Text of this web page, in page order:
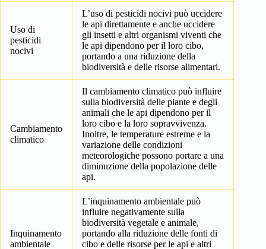
Uso di
pesticidi
nocivi
L’uso di pesticidi nocivi può uccidere
le api direttamente e anche uccidere
gli insetti e altri organismi viventi che
le api dipendono per il loro cibo,
portando a una riduzione della
biodiversità e delle risorse alimentari.
Cambiamento
climatico
Il cambiamento climatico può influire
sulla biodiversità delle piante e degli
animali che le api dipendono per il
loro cibo e la loro sopravvivenza.
Inoltre, le temperature estreme e la
variazione delle condizioni
meteorologiche possono portare a una
diminuzione della popolazione delle
api.
Inquinamento
ambientale
L’inquinamento ambientale può
influire negativamente sulla
biodiversità vegetale e animale,
portando alla riduzione delle fonti di
cibo e delle risorse per le api e altri